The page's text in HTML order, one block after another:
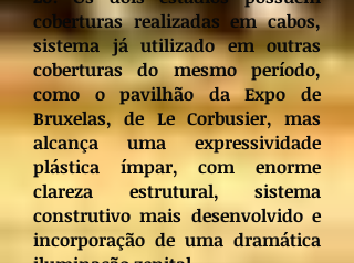
coberturas realizadas em cabos,
sistema já utilizado em outras
coberturas do mesmo período,
como o pavilhão da Expo de
Bruxelas, de Le Corbusier, mas
alcança uma expressividade
plástica ímpar, com enorme
clareza estrutural, sistema
construtivo mais desenvolvido e
incorporação de uma dramática